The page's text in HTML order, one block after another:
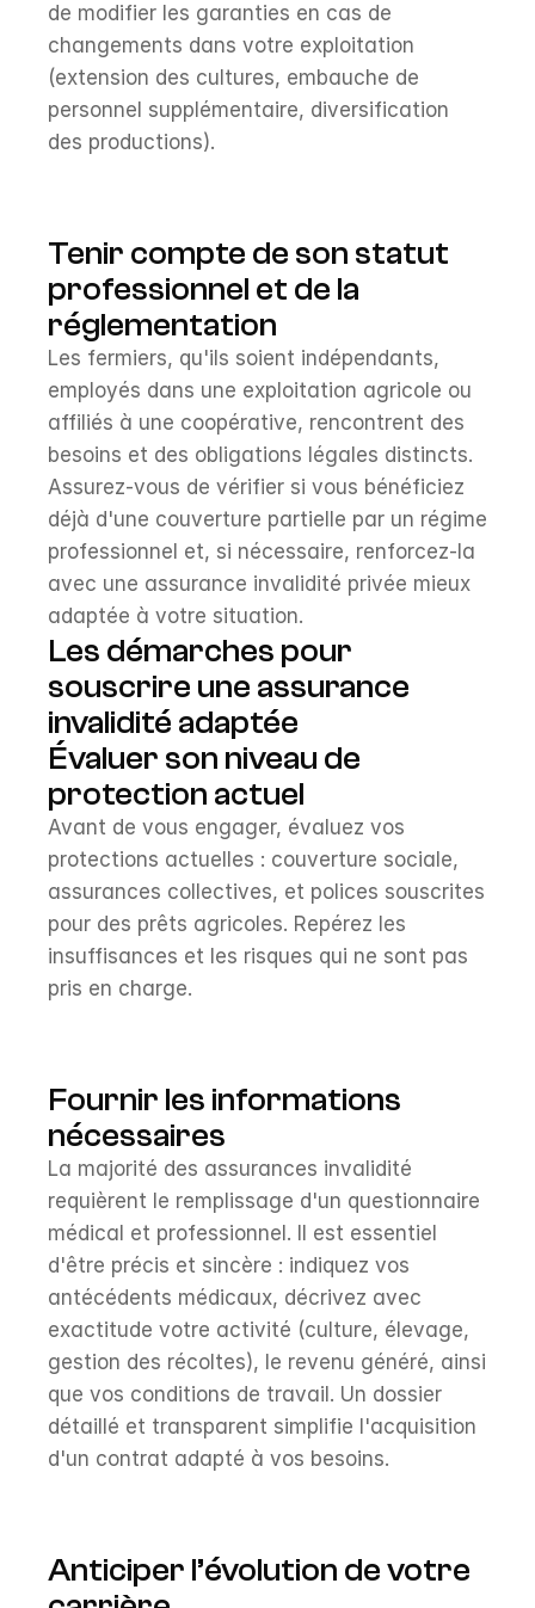
de modifier les garanties en cas de
changements dans votre exploitation
(extension des cultures, embauche de
personnel supplémentaire, diversification
des productions).
Tenir compte de son statut
professionnel et de la
réglementation
Les fermiers, qu'ils soient indépendants,
employés dans une exploitation agricole ou
affiliés à une coopérative, rencontrent des
besoins et des obligations légales distincts.
Assurez-vous de vérifier si vous bénéficiez
déjà d'une couverture partielle par un régime
professionnel et, si nécessaire, renforcez-la
avec une assurance invalidité privée mieux
adaptée à votre situation.
Les démarches pour
souscrire une assurance
invalidité adaptée
Évaluer son niveau de
protection actuel
Avant de vous engager, évaluez vos
protections actuelles : couverture sociale,
assurances collectives, et polices souscrites
pour des prêts agricoles. Repérez les
insuffisances et les risques qui ne sont pas
pris en charge.
Fournir les informations
nécessaires
La majorité des assurances invalidité
requièrent le remplissage d'un questionnaire
médical et professionnel. Il est essentiel
d'être précis et sincère : indiquez vos
antécédents médicaux, décrivez avec
exactitude votre activité (culture, élevage,
gestion des récoltes), le revenu généré, ainsi
que vos conditions de travail. Un dossier
détaillé et transparent simplifie l'acquisition
d'un contrat adapté à vos besoins.
Anticiper l’évolution de votre